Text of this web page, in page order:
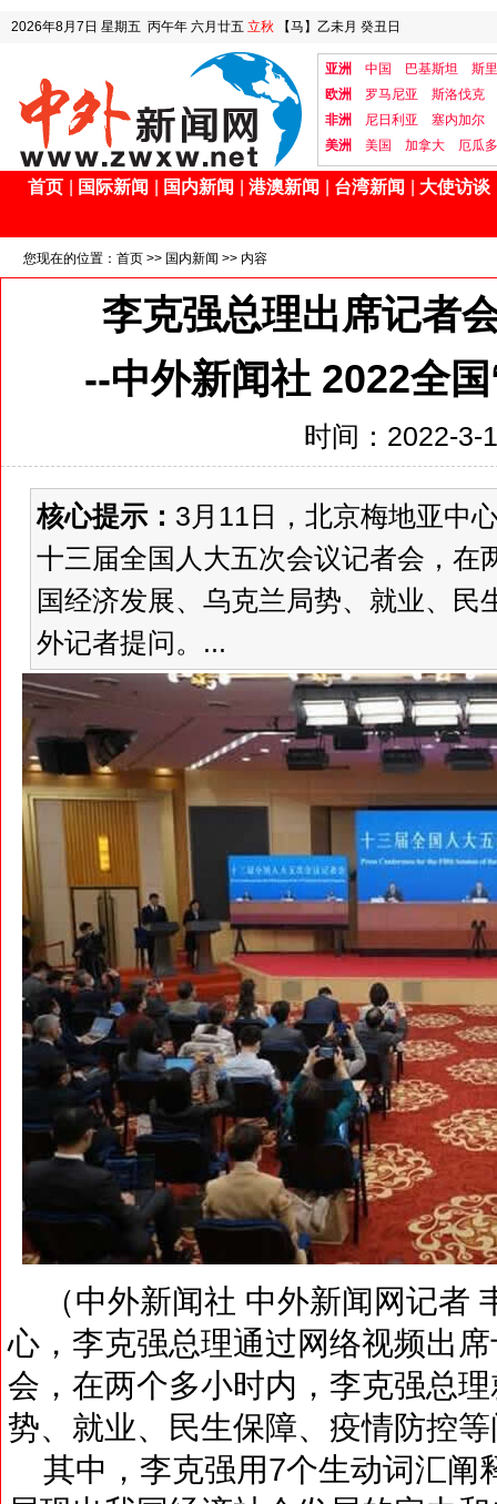
2026年8月7日 星期五 丙午年 六月廿五 立秋 【马】乙未月 癸丑日
亚洲 中国 巴基斯坦
斯
欧洲
罗马尼亚
斯洛伐克
非洲
尼日利亚
塞内加尔
美洲
美国 加拿大 厄瓜
首页 国际新闻 国内新闻 港澳新闻 台湾新闻 大使访谈
您现在的位置： 首页 >> 国内新闻 >> 内容
李克强总理出席记者
--中外新闻社 2022全
时间：2022-3-
核心提示： 3月11日，北京梅地亚中
十三届全国人大五次会议记者会，在
国经济发展、乌克兰局势、就业、民
外记者提问。...
（中外新闻社 中外新闻网记者
心，李克强总理通过网络视频出
会，在两个多小时内，李克强总
势、就业、民生保障、疫情防控
其中，李克强用7个生动词汇阐